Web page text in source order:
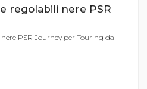
regolabili nere PSR
PSR Journey per Touring dal